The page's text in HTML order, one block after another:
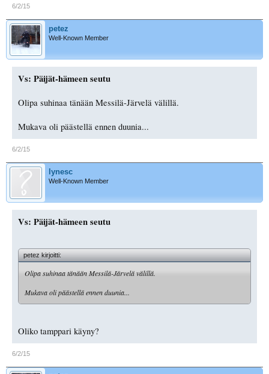
6/2/15
petez
Well-Known Member
Vs: Päijät-hämeen seutu
Olipa suhinaa tänään Messilä-Järvelä välillä.
Mukava oli päästellä ennen duunia...
6/2/15
lynesc
Well-Known Member
Vs: Päijät-hämeen seutu
petez kirjoitti:
Olipa suhinaa tänään Messilä-Järvelä välillä.
Mukava oli päästellä ennen duunia...
Oliko tamppari käyny?
6/2/15